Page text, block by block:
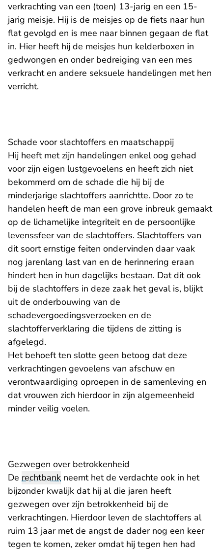
verkrachting van een (toen) 13-jarig en een 15-
jarig meisje. Hij is de meisjes op de fiets naar hun
flat gevolgd en is mee naar binnen gegaan de flat
in. Hier heeft hij de meisjes hun kelderboxen in
gedwongen en onder bedreiging van een mes
verkracht en andere seksuele handelingen met hen
verricht.
Schade voor slachtoffers en maatschappij
Hij heeft met zijn handelingen enkel oog gehad
voor zijn eigen lustgevoelens en heeft zich niet
bekommerd om de schade die hij bij de
minderjarige slachtoffers aanrichtte. Door zo te
handelen heeft de man een grove inbreuk gemaakt
op de lichamelijke integriteit en de persoonlijke
levenssfeer van de slachtoffers. Slachtoffers van
dit soort ernstige feiten ondervinden daar vaak
nog jarenlang last van en de herinnering eraan
hindert hen in hun dagelijks bestaan. Dat dit ook
bij de slachtoffers in deze zaak het geval is, blijkt
uit de onderbouwing van de
schadevergoedingsverzoeken en de
slachtofferverklaring die tijdens de zitting is
afgelegd.
Het behoeft ten slotte geen betoog dat deze
verkrachtingen gevoelens van afschuw en
verontwaardiging oproepen in de samenleving en
dat vrouwen zich hierdoor in zijn algemeenheid
minder veilig voelen.
Gezwegen over betrokkenheid
De rechtbank neemt het de verdachte ook in het
bijzonder kwalijk dat hij al die jaren heeft
gezwegen over zijn betrokkenheid bij de
verkrachtingen. Hierdoor leven de slachtoffers al
ruim 13 jaar met de angst de dader nog een keer
tegen te komen, zeker omdat hij tegen hen had